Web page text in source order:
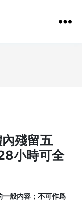
殘留五
小時可全
一般内容；不可作爲